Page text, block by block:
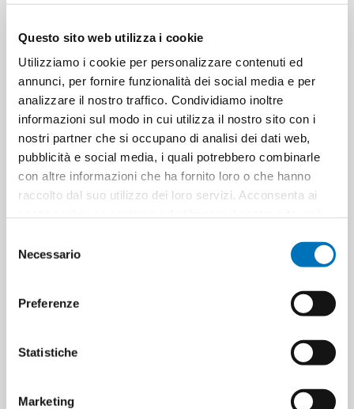
Questo sito web utilizza i cookie
Utilizziamo i cookie per personalizzare contenuti ed
annunci, per fornire funzionalità dei social media e per
analizzare il nostro traffico. Condividiamo inoltre
informazioni sul modo in cui utilizza il nostro sito con i
nostri partner che si occupano di analisi dei dati web,
pubblicità e social media, i quali potrebbero combinarle
con altre informazioni che ha fornito loro o che hanno
raccolto dal suo utilizzo dei loro servizi. Acconsenta ai
delNecessario
Preferenze
Statistiche
Marketing
ATTAK EASY BRUSH PENNELLO
GR.5 A.2048077
ATTAK PERFECT PEN GR.3
A.2057745
ATTAK SUPER PLASTICA GR.2